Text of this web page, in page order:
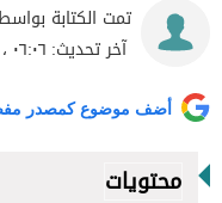
تمت الكتابة
آخر تحديث: ٠٦:٠٦ ، ٢٧ يونيو ٢٠١٩
أضف موضوع كمصدر
محتويات